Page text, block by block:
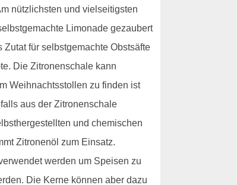
nützlichsten und vielseitigsten
Limonade gezaubert
für selbstgemachte Obstsäfte
Die Zitronenschale kann
Weihnachtsstollen zu finden ist
aus der Zitronenschale
und chemischen
Zitronenöl zum Einsatz.
werden um Speisen zu
Die Kerne können aber dazu